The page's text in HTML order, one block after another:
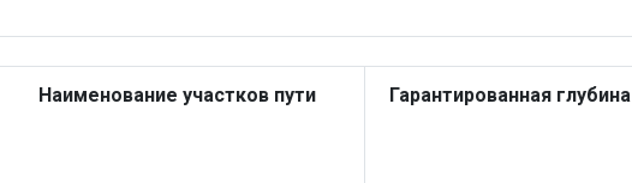
Наименование участков пути Гарантированная глубина